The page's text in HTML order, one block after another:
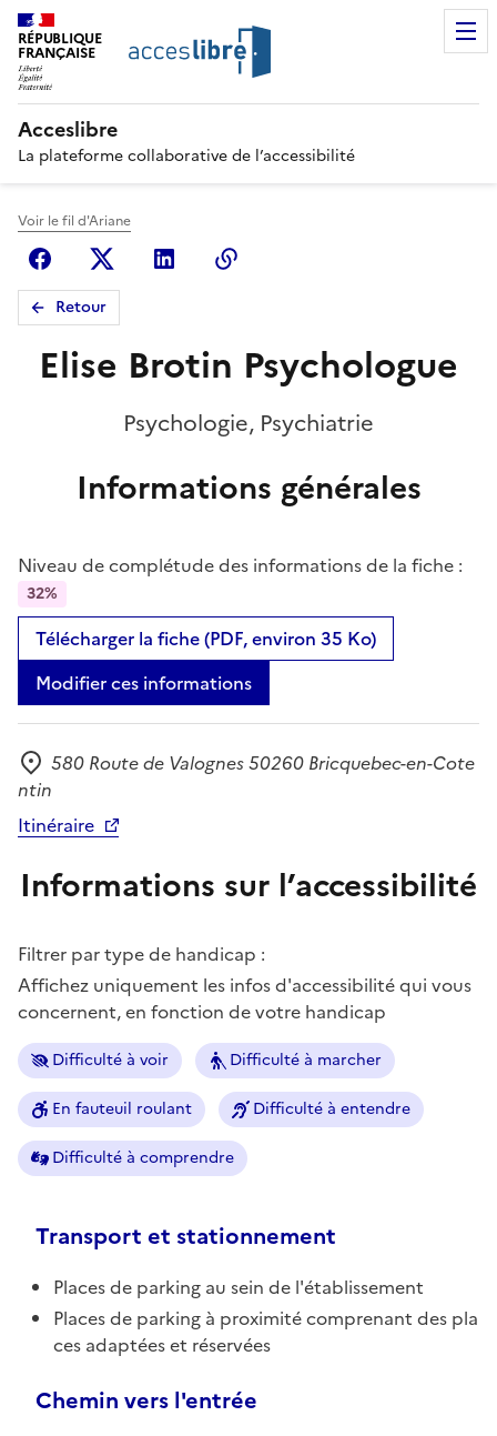
RÉPUBLIQUE
FRANÇAISE
Acceslibre
La plateforme collaborative de l’accessibilité
Voir le fil d'Ariane
FacebookX (anciennement Twitter)
Linkedin
Retour
Elise Brotin Psychologue
Psychologie, Psychiatrie
Informations générales
Niveau de complétude des informations de la fiche :
32%
Télécharger la fiche (PDF, environ 35 Ko)
Modifier ces informations
Adresse
580 Route de Valognes 50260 Bricquebec-en-Cote
ntin
Itinéraire
Informations sur l’accessibilité
Filtrer par type de handicap :
Affichez uniquement les infos d'accessibilité qui vous
concernent, en fonction de votre handicap
Difficulté à voir Difficulté à marcher
En fauteuil roulant Difficulté à entendre
Difficulté à comprendre
Transport et stationnement
Places de parking au sein de l'établissement
Places de parking à proximité comprenant des pla
ces adaptées et réservées
Chemin vers l'entrée